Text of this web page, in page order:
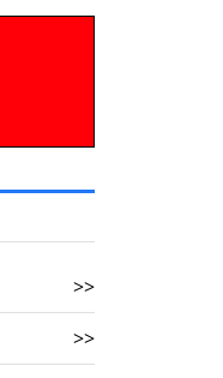
>>
>>